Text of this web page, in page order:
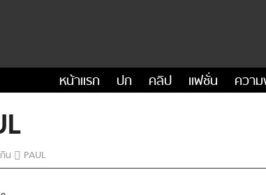
หน้าแรก ปก คลิป แฟชั่น ควา
น PAUL